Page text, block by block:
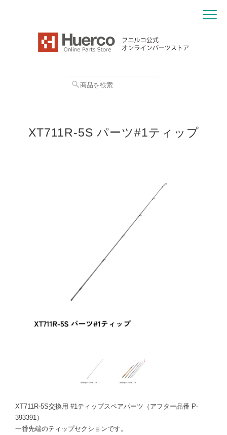
XT711R-5S パーツ#1ティップ
XT711R-5S交換用 #1ティップスペアパーツ（アフター品番 P-
393391）
一番先端のティップセクションです。